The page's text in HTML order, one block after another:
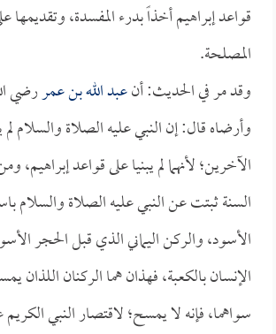
قواعد إبراهيم أخذاً بدرء المفسدة،
المصلحة.
وقد مر في الحديث: أنعبد الله بن عمررضي
وأرضاه قال: إن النبي عليه الصلاة والسلام
الآخرين؛ لأنهما لم يبنيا على قواعد إبراهيم،
السنة ثبتت عن النبي عليه الصلاة والسلام
الأسود، والركن اليماني الذي قبل الحجر
الإنسان بالكعبة، فهذان هما الركنان اللذان
سواهما، فإنه لا يمسح؛ لاقتصار النبي